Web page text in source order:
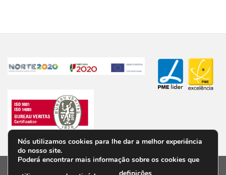
Nós utilizamos cookies para lhe dar a melhor experiência
do nosso site.
Poderá encontrar mais informação sobre os cookies que
definições